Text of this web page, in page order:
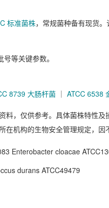
标准菌株，常规菌种备有现货
等关键参数。
8739 大肠杆菌 ｜ ATCC 6538
料，仅供参考。具体菌株特性
在机构的生物安全管理规定，因
Enterobacter cloacae
durans ATCC49479